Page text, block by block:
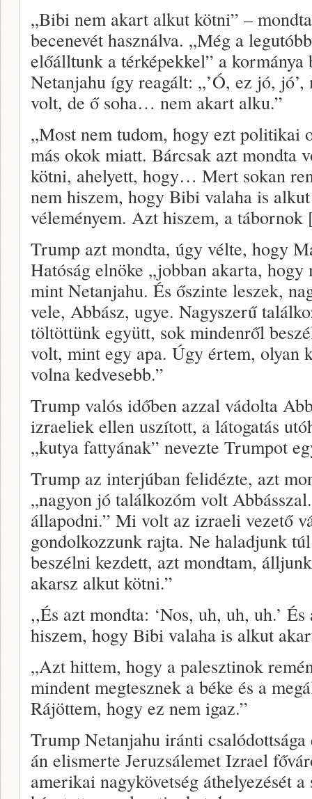
„Bibi nem akart alkut kötni” –
becenevét használva. „Még a
előálltunk a térképekkel” a kormánya
Netanjahu így reagált: „’Ó, ez jó,
volt, de ő soha… nem akart alku.”
„Most nem tudom, hogy ezt politikai
más okok miatt. Bárcsak azt mondta
kötni, ahelyett, hogy… Mert sokan
nem hiszem, hogy Bibi valaha is
véleményem. Azt hiszem, a
Trump azt mondta, úgy vélte, hogy
Hatóság elnöke „jobban akarta, hogy
mint Netanjahu. És őszinte leszek,
vele, Abbász, ugye. Nagyszerű
töltöttünk együtt, sok mindenről
volt, mint egy apa. Úgy értem, olyan
volna kedvesebb.”
Trump valós időben azzal vádolta
izraeliek ellen uszított, a látogatás
„kutya fattyának” nevezte Trumpot
Trump az interjúban felidézte, azt
„nagyon jó találkozóm volt
állapodni.” Mi volt az izraeli vezető
gondolkozzunk rajta. Ne haladjunk
beszélni kezdett, azt mondtam,
akarsz alkut kötni.”
,,És azt mondta: ‘Nos, uh, uh, uh.’
hiszem, hogy Bibi valaha is alkut
„Azt hittem, hogy a palesztinok
mindent megtesznek a béke és a
Rájöttem, hogy ez nem igaz.”
Trump Netanjahu iránti
án elismerte Jeruzsálemet Izrael
amerikai nagykövetség áthelyezését